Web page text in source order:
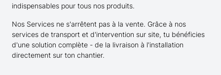
indispensables pour tous nos produits.
Nos Services ne s'arrêtent pas à la vente. Grâce à nos
services de transport et d'intervention sur site, tu bénéficies
d'une solution complète - de la livraison à l'installation
directement sur ton chantier.